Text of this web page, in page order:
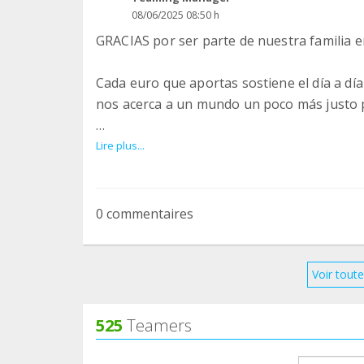
08/06/2025 08:50 h
GRACIAS por ser parte de nuestra familia
Cada euro que aportas sostiene el día a
nos acerca a un mundo un poco más
En nuestro grupo principal de Teaming,
Santuario Animal Garfi: alimentación,
tratamientos, en esas atenciones que
Sin ti, nada de esto sería posible. Cada
Te pedimos un pequeño favor: revisa que
(tarjeta, cuenta bancaria...). A veces un
Lire plus...
0 commentaires
Voir
525 Teamers